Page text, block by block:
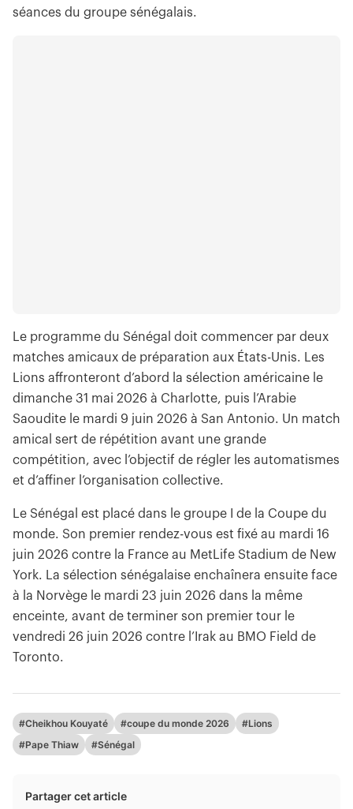
séances du groupe sénégalais.
Le programme du Sénégal doit commencer par deux
matches amicaux de préparation aux États-Unis. Les
Lions affronteront d’abord la sélection américaine le
dimanche 31 mai 2026 à Charlotte, puis l’Arabie
Saoudite le mardi 9 juin 2026 à San Antonio. Un match
amical sert de répétition avant une grande
compétition, avec l’objectif de régler les automatismes
et d’affiner l’organisation collective.
Le Sénégal est placé dans le groupe I de la Coupe du
monde. Son premier rendez-vous est fixé au mardi 16
juin 2026 contre la France au MetLife Stadium de New
York. La sélection sénégalaise enchaînera ensuite face
à la Norvège le mardi 23 juin 2026 dans la même
enceinte, avant de terminer son premier tour le
vendredi 26 juin 2026 contre l’Irak au BMO Field de
Toronto.
#Cheikhou Kouyaté #coupe du monde 2026
#Lions
#Pape Thiaw
#Sénégal
Partager cet article